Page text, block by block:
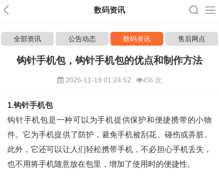
数码资讯
全部资讯 公告动态 数码资讯 售后网点
钩针手机包，钩针手机包的优点和制作方法
2025-11-19 01:24:52 456 次
1.钩针手机包
钩针手机包是一种可以为手机提供保护和便捷携带的小物
件。它为手机提供了防护，避免手机被刮花、碰伤或弄脏。
此外，它还可以让人们轻松携带手机，不必担心手机丢失，
也不用将手机随意放在包里，增加了使用时的便捷性。